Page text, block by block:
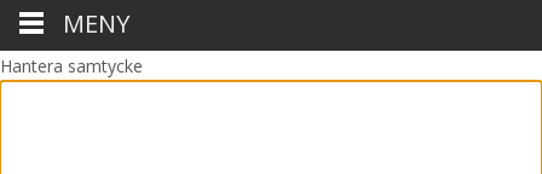
Hantera samtycke
MENY